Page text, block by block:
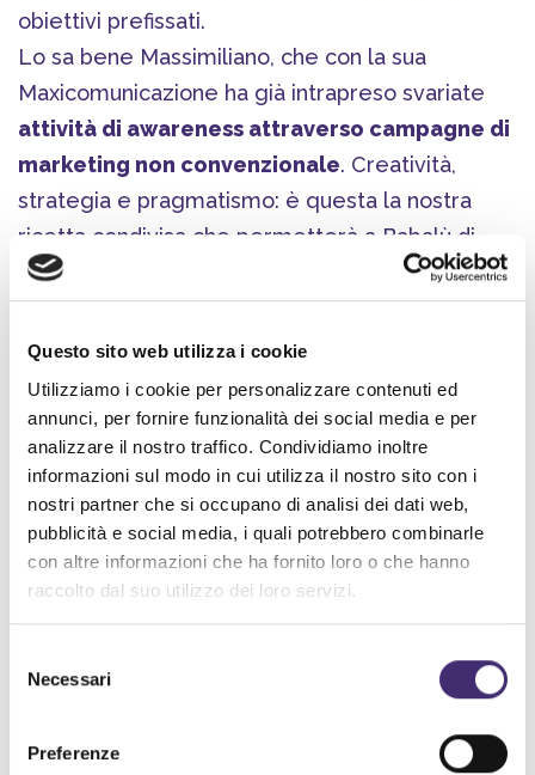
Questo sito web utilizza i cookie
Utilizziamo i cookie per personalizzare contenuti ed
annunci, per fornire funzionalità dei social media e per
analizzare il nostro traffico. Condividiamo inoltre
informazioni sul modo in cui utilizza il nostro sito con i
nostri partner che si occupano di analisi dei dati web,
pubblicità e social media, i quali potrebbero combinarle
con altre informazioni che ha fornito loro o che hanno
raccolto dal suo utilizzo dei loro servizi.
delNecessari
Preferenze
obiettivi prefissati.
Lo sa bene Massimiliano, che con la sua
Maxicomunicazione ha già intrapreso svariate
attività di awareness attraverso campagne di
marketing non convenzionale. Creatività,
strategia e pragmatismo: è questa la nostra
ricetta condivisa che permetterà a Babalù di
spiccare il volo nel panorama delle Start Up
italiane.
Da parte nostra, abbiamo strutturato una
proposta commercialeda presentare a
potenziali partner pet friendly e ampliare la
rete di Babalù.
Nel frattempo, sono attivi tutti icanali social
gestiti dal nostro reparto interno.
I prossimi step vedranno il coinvolgimento degli
esperti diPerformance Marketing
le aziende in un lavoro sinergico che
garantiranno visibilità e nuove conversioni.
Saranno loro ad accendere i riflettori giusti,
puntati nel modo giusto e al momento giusto.